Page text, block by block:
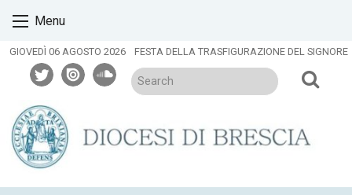
content
Menu
GIOVEDÌ 06 AGOSTO 2026 FESTA DELLA TRASFIGURAZIONE DEL SIGNORE
twitterissuusoundcloud